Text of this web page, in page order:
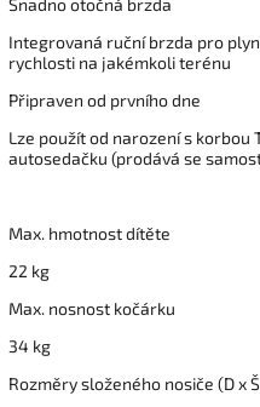
Integrovaná ruční brzda pro
rychlosti na jakémkoli terénu
Připraven od prvního dne
Lze použít od narození s
autosedačku (prodává se
Max. hmotnost dítěte
22 kg
Max. nosnost kočárku
34 kg
Rozměry složeného nosiče (D x